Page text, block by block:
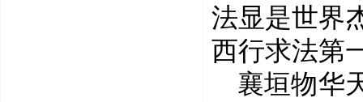
法显是世界
西行求法第
襄垣物华